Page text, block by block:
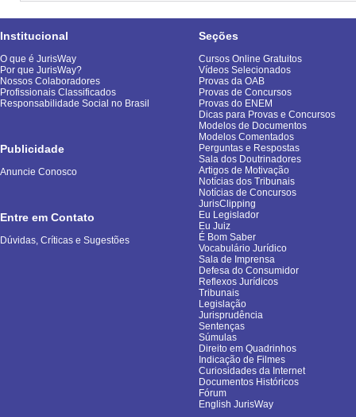
Institucional
O que é JurisWay
Por que JurisWay?
Nossos Colaboradores
Profissionais Classificados
Responsabilidade Social no Brasil
Publicidade
Anuncie Conosco
Entre em Contato
Dúvidas, Críticas e Sugestões
Seções
Cursos Online Gratuitos
Vídeos Selecionados
Provas da OAB
Provas de Concursos
Provas do ENEM
Dicas para Provas e Concursos
Modelos de Documentos
Modelos Comentados
Perguntas e Respostas
Sala dos Doutrinadores
Artigos de Motivação
Notícias dos Tribunais
Notícias de Concursos
JurisClipping
Eu Legislador
Eu Juiz
É Bom Saber
Vocabulário Jurídico
Sala de Imprensa
Defesa do Consumidor
Reflexos Jurídicos
Tribunais
Legislação
Jurisprudência
Sentenças
Súmulas
Direito em Quadrinhos
Indicação de Filmes
Curiosidades da Internet
Documentos Históricos
Fórum
English JurisWay